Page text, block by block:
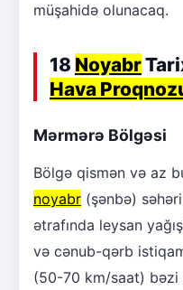
müşahidə olunacaq.
18 Noyabr
Hava
Mərmərə Bölgəsi
Bölgə qismən və az
noyabr (şənbə)
ətrafında leysan
və cənub-qərb
(50-70 km/saat) bəzi